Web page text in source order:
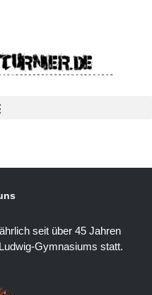
seit über 45 Jahren
Gymnasiums statt.